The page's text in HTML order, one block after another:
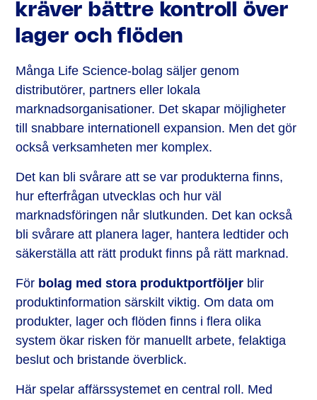
kräver bättre kontroll över
lager och flöden
Många Life Science-bolag säljer genom
distributörer, partners eller lokala
marknadsorganisationer. Det skapar möjligheter
till snabbare internationell expansion. Men det gör
också verksamheten mer komplex.
Det kan bli svårare att se var produkterna finns,
hur efterfrågan utvecklas och hur väl
marknadsföringen når slutkunden. Det kan också
bli svårare att planera lager, hantera ledtider och
säkerställa att rätt produkt finns på rätt marknad.
För bolag med stora produktportföljer blir
produktinformation särskilt viktig. Om data om
produkter, lager och flöden finns i flera olika
system ökar risken för manuellt arbete, felaktiga
beslut och bristande överblick.
Här spelar affärssystemet en central roll. Med